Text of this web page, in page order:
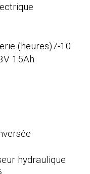
(heures)7-10
15Ah
hydraulique